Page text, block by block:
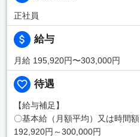
正社員
給与
月給 195,920円〜303,000円
待遇
【給与補足】
〇基本給（月額平均）又は時間額
192,920円～300,000円